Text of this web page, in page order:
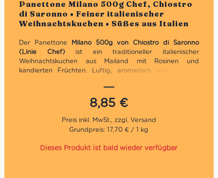
Panettone Milano 500g Chef, Chiostro
di Saronno • Feiner italienischer
Weihnachtskuchen • Süßes aus Italien
Der Panettone Milano 500g von Chiostro di Saronno
(Linie Chef) ist ein traditioneller italienischer
Weihnachtskuchen aus Mailand mit Rosinen und
kandierten Früchten. Luftig, aromatisch und liebevoll
Klassischer Panettone mit Rosinen und kandierten
Traditionelle Herstellung, luftiger Teig, fein-fruchtiger
Perfekt für kleine Haushalte oder als festliches
Geschenk
8,85 €
Grundpreis: 17,70 € / 1 kg
Dieses Produkt ist bald wieder verfügbar